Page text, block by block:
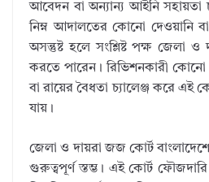
আবেদন বা অন্যান্য আইনি সহায়তা
নিম্ন আদালতের কোনো দেওয়ানি
অসন্তুষ্ট হলে সংশ্লিষ্ট পক্ষ জেলা
করতে পারেন। রিভিশনকারী কোনো
বা রায়ের বৈধতা চ্যালেঞ্জ করে এই
যায়।
জেলা ও দায়রা জজ কোর্ট
গুরুত্বপূর্ণ স্তম্ভ। এই কোর্ট